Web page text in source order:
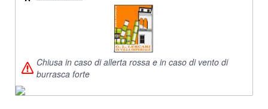
Chiusa in caso di allerta rossa e in caso di vento di
burrasca forte